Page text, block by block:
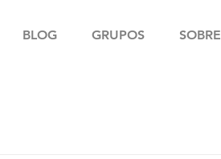
BLOG GRUPOS SOBRE